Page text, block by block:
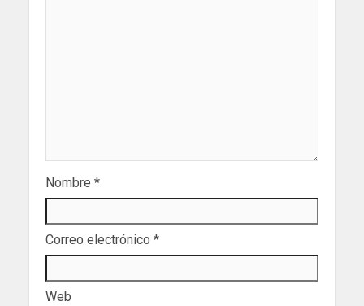
Nombre *
Correo electrónico *
Web